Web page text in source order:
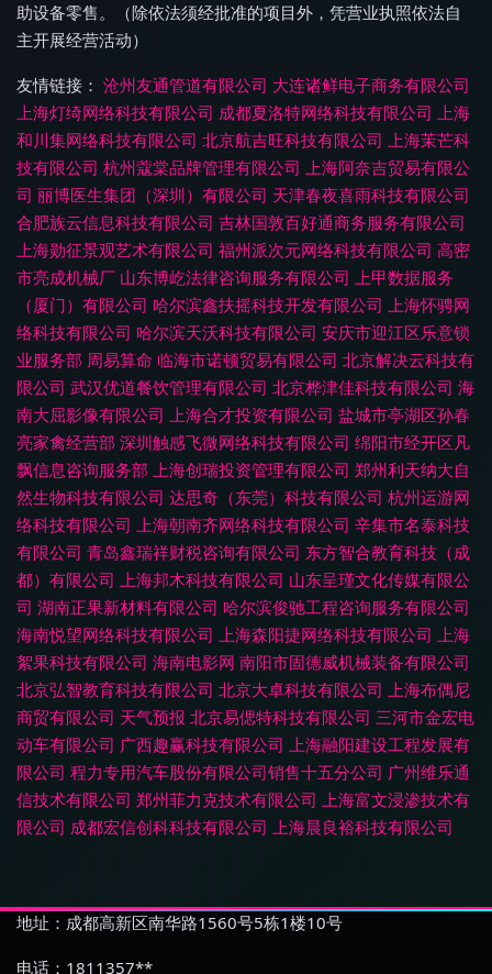
助设备零售。（除依法须经批准的项目外，凭营业执照依法自
主开展经营活动）
友情链接： 沧州友通管道有限公司 大连诸鲜电子商务有限公司
上海灯绮网络科技有限公司 成都夏洛特网络科技有限公司 上海
和川集网络科技有限公司 北京航吉旺科技有限公司 上海茉芒科
技有限公司 杭州蔻棠品牌管理有限公司 上海阿奈吉贸易有限公
司 丽博医生集团（深圳）有限公司 天津春夜喜雨科技有限公司
合肥族云信息科技有限公司 吉林国敦百好通商务服务有限公司
上海勋征景观艺术有限公司 福州派次元网络科技有限公司 高密
市亮成机械厂 山东博屹法律咨询服务有限公司 上甲数据服务
（厦门）有限公司 哈尔滨鑫扶摇科技开发有限公司 上海怀骋网
络科技有限公司 哈尔滨天沃科技有限公司 安庆市迎江区乐意锁
业服务部 周易算命 临海市诺顿贸易有限公司 北京解决云科技有
限公司 武汉优道餐饮管理有限公司 北京桦津佳科技有限公司 海
南大屈影像有限公司 上海合才投资有限公司 盐城市亭湖区孙春
亮家禽经营部 深圳触感飞微网络科技有限公司 绵阳市经开区凡
飘信息咨询服务部 上海创瑞投资管理有限公司 郑州利天纳大自
然生物科技有限公司 达思奇（东莞）科技有限公司 杭州运游网
络科技有限公司 上海朝南齐网络科技有限公司 辛集市名泰科技
有限公司 青岛鑫瑞祥财税咨询有限公司 东方智合教育科技（成
都）有限公司 上海邦木科技有限公司 山东呈瑾文化传媒有限公
司 湖南正果新材料有限公司 哈尔滨俊驰工程咨询服务有限公司
海南悦望网络科技有限公司 上海森阳捷网络科技有限公司 上海
絮果科技有限公司 海南电影网 南阳市固德威机械装备有限公司
北京弘智教育科技有限公司 北京大卓科技有限公司 上海布偶尼
商贸有限公司 天气预报 北京易偲特科技有限公司 三河市金宏电
动车有限公司 广西趣赢科技有限公司 上海融阳建设工程发展有
限公司 程力专用汽车股份有限公司销售十五分公司 广州维乐通
信技术有限公司 郑州菲力克技术有限公司 上海富文浸渗技术有
限公司 成都宏信创科科技有限公司 上海晨良裕科技有限公司
地址：成都高新区南华路1560号5栋1楼10号
电话：1811357**